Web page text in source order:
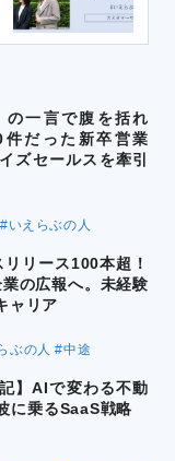
の一言で腹を括れ
だった新卒営業
ズセールスを牽引
#いえらぶの人
リース100本超！
の広報へ。未経験
ャリア
ぶの人 #中途
】AIで変わる不動
に乗るSaaS戦略